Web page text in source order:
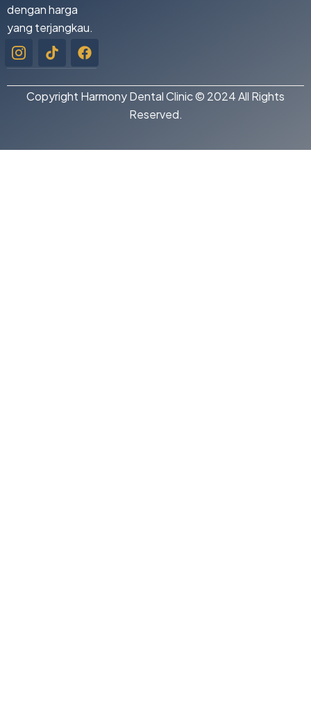
dengan harga
yang terjangkau.
Icon-
instagram-
1
TiktokFacebook
Copyright Harmony Dental Clinic © 2024 All Rights
Reserved.